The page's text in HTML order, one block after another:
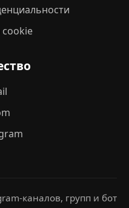
cookie
каналов, групп и бот